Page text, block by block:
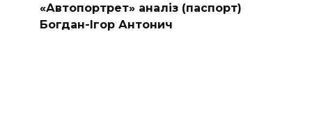
«Автопортрет» аналіз (паспорт)
Богдан-Ігор Антонич